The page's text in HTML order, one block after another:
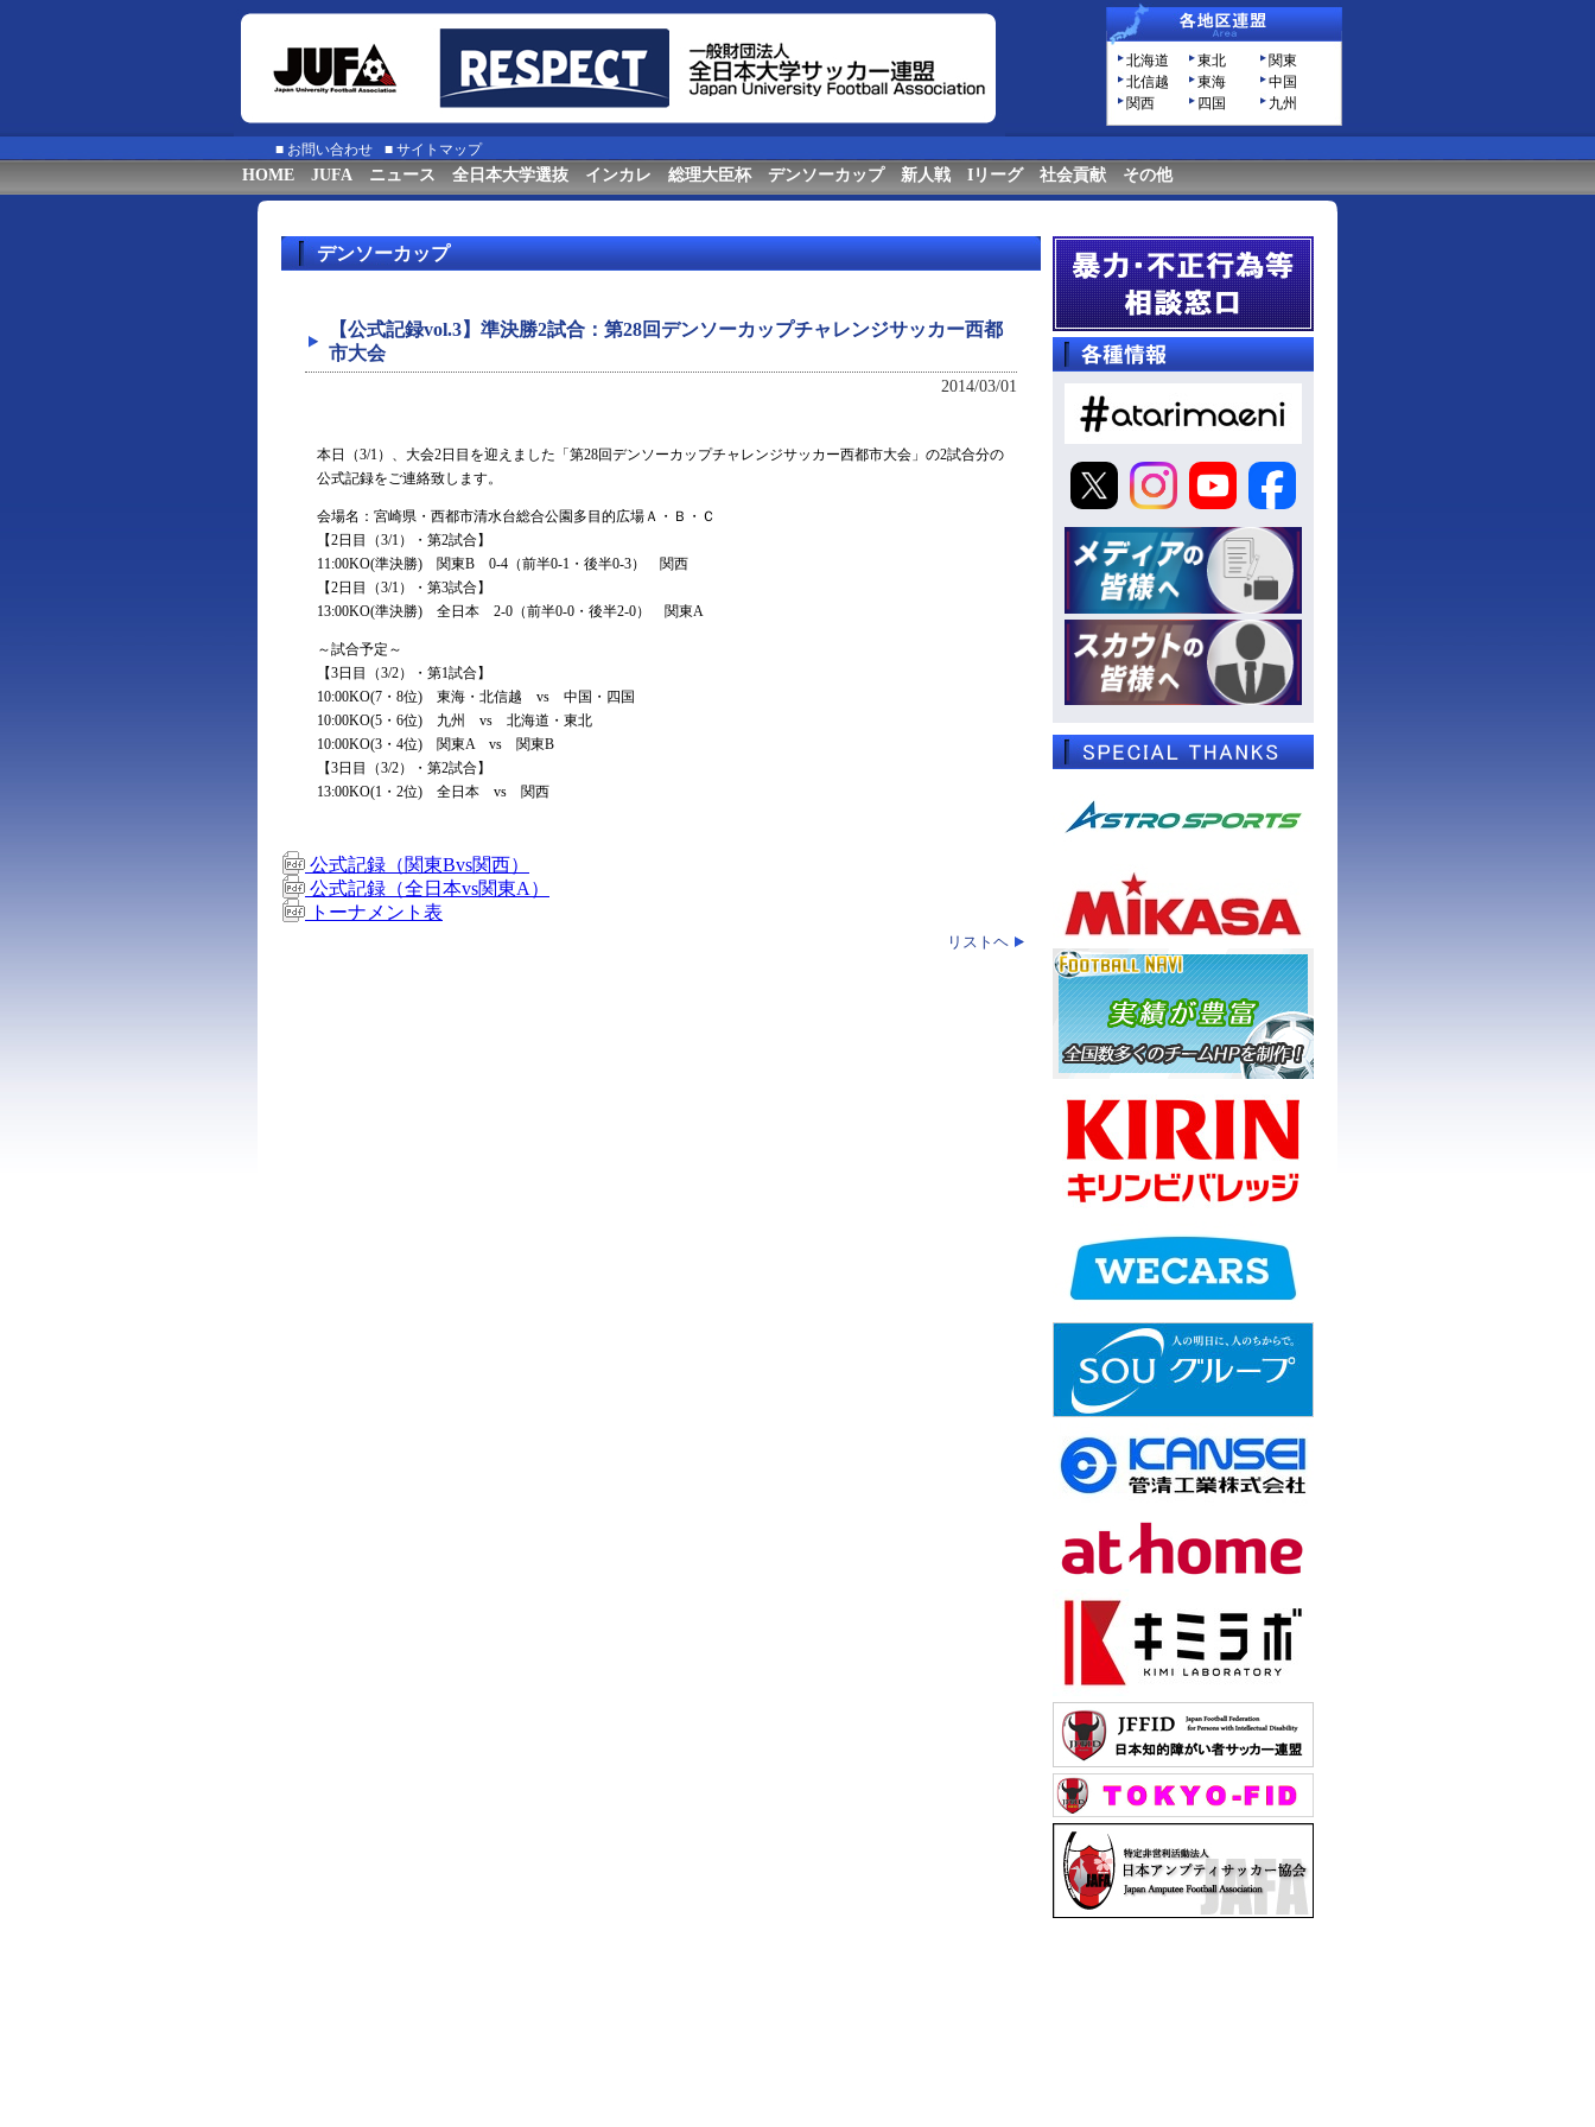
北海道 東北
関東
北信越
東海
中国
関西
四国 九州
■ お問い合わせ ■ サイトマップ
HOME JUFA ニュース 全日本大学選抜 インカレ 総理大臣杯 デンソーカップ 新人戦 Iリーグ 社会貢献 その他
デンソーカップ
【公式記録vol.3】準決勝2試合：第28回デンソーカップチャレンジサッカー西都
市大会
2014/03/01
本日（3/1）、大会2日目を迎えました「第28回デンソーカップチャレンジサッカー西都市大会」の2試合分の
公式記録をご連絡致します。
会場名：宮崎県・西都市清水台総合公園多目的広場Ａ・Ｂ・Ｃ
【2日目（3/1）・第2試合】
11:00KO(準決勝) 関東B 0-4（前半0-1・後半0-3） 関西
【2日目（3/1）・第3試合】
13:00KO(準決勝) 全日本 2-0（前半0-0・後半2-0） 関東A
～試合予定～
【3日目（3/2）・第1試合】
10:00KO(7・8位) 東海・北信越 vs 中国・四国
10:00KO(5・6位) 九州 vs 北海道・東北
10:00KO(3・4位) 関東A vs 関東B
【3日目（3/2）・第2試合】
13:00KO(1・2位) 全日本 vs 関西
公式記録（関東Bvs関西）
公式記録（全日本vs関東A）
トーナメント表
リストヘ